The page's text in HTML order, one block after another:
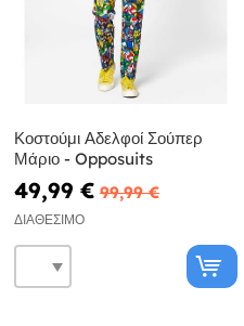
Κοστούμι Αδελφοί Σούπερ
Μάριο - Opposuits
49,99 € 99,99 €
ΔΙΑΘΈΣΙΜΟ